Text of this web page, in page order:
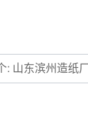
: 山东滨州造纸